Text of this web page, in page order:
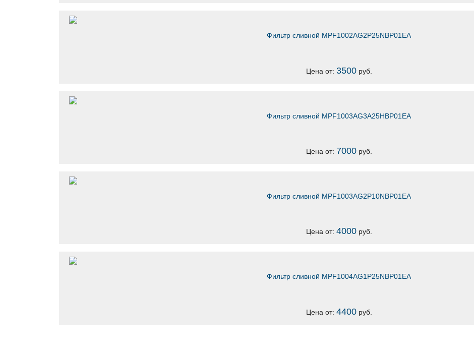
Фильтр сливной MPF1002AG2P25NBP01EA
Цена от: 3500руб.
Фильтр сливной MPF1003AG3A25HBP01EA
Цена от: 7000руб.
Фильтр сливной MPF1003AG2P10NBP01EA
Цена от: 4000руб.
Фильтр сливной MPF1004AG1P25NBP01EA
Цена от: 4400руб.